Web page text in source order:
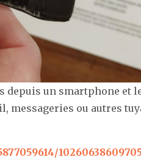
depuis un smartphone et
messageries ou autres